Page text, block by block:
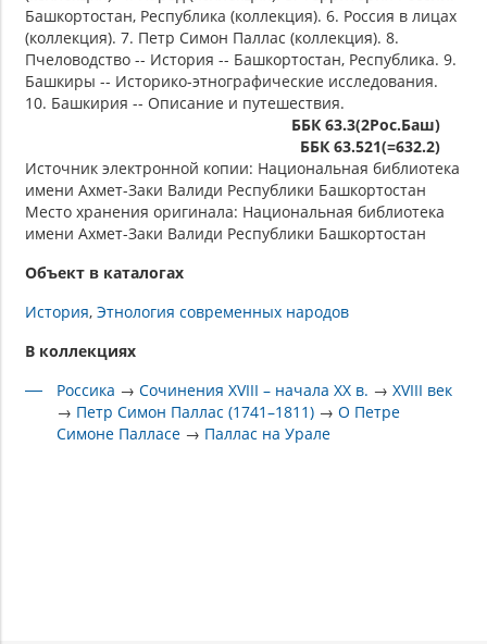
Башкортостан, Республика (коллекция). 6. Россия в лицах
(коллекция). 7. Петр Симон Паллас (коллекция). 8.
Пчеловодство -- История -- Башкортостан, Республика. 9.
Башкиры -- Историко-этнографические исследования.
10. Башкирия -- Описание и путешествия.
ББК 63.3(2Рос.Баш)
ББК 63.521(=632.2)
Источник электронной копии: Национальная библиотека
имени Ахмет-Заки Валиди Республики Башкортостан
Место хранения оригинала: Национальная библиотека
имени Ахмет-Заки Валиди Республики Башкортостан
Объект в каталогах
История Этнология современных народов
В коллекциях
Россика →Сочинения XVIII – начала XX в. →XVIII век
→ Петр Симон Паллас (1741–1811) →О Петре
Симоне Палласе → Паллас на Урале